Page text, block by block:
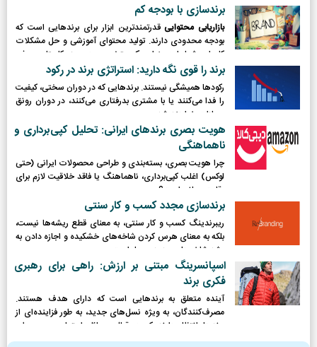
برندسازی با بودجه کم
بازاریابی محتواییقدرتمندترین ابزار برای برندهایی است که
بودجه محدودی دارند. تولید محتوای آموزشی و حل مشکلات
کاربران، شما را به عنوان یک متخصص در حوزه کاریتان معرفی
می‌کند.
برند را قوی نگه دارید: استراتژی برند در رکود
رکودها همیشگی نیستند. برندهایی که در دوران سختی، کیفیت
را فدا می‌کنند یا با مشتری بدرفتاری می‌کنند، در دوران رونق
مجازات خواهند شد.
هویت بصری برندهای ایرانی: تحلیل کپی‌برداری و
ناهماهنگی
چرا هویت بصری، بسته‌بندی و طراحی محصولات ایرانی (حتی
لوکس) اغلب کپی‌برداری، ناهماهنگ یا فاقد خلاقیت لازم برای
رقابت جهانی است؟
برندسازی مجدد کسب و کار سنتی
ریبرندینگ کسب و کار سنتی، به معنای قطع ریشه‌ها نیست،
بلکه به معنای هرس کردن شاخه‌های خشکیده و اجازه دادن به
رشد شاخه‌های جدید و پربار است.
اسپانسرینگ مبتنی بر ارزش: راهی برای رهبری
فکری برند
آینده متعلق به برندهایی است که دارای هدف هستند.
مصرف‌کنندگان، به ویژه نسل‌های جدید، به طور فزاینده‌ای از
برندها انتظار دارند که در قبال مسائل اجتماعی و محیطی
موضع‌گیری کرده و نقش فعالی ایفا کنند.